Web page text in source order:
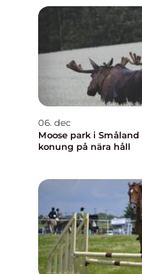
06. dec
Moose park i
konung på nära håll